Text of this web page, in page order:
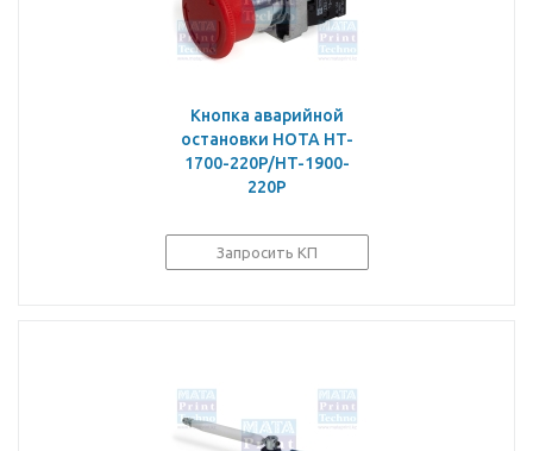
Кнопка аварийной
остановки HOTA HT-
1700-220P/HT-1900-
220P
Запросить КП